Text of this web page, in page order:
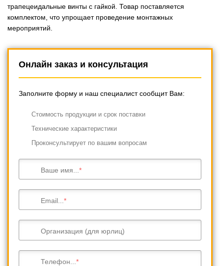
трапецеидальные винты с гайкой. Товар поставляется
комплектом, что упрощает проведение монтажных
мероприятий.
Онлайн заказ и консультация
Заполните форму и наш специалист сообщит Вам:
Cтоимость продукции и срок поставки
Технические характеристики
Проконсультирует по вашим вопросам
Ваше имя...
Email...
Организация (для юрлиц)
Телефон...